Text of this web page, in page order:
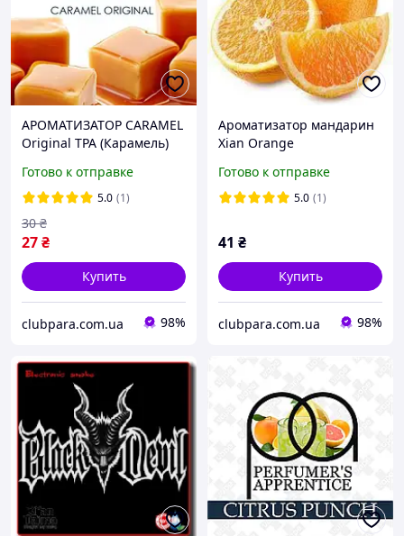
АРОМАТИЗАТОР CARAMEL
Original TPA (Карамель)
Готово к отправке
5.0 (1)
27₴
30 ₴
Купить
clubpara.com.ua 98%
Ароматизатор мандарин
Xian Orange
Готово к отправке
5.0 (1)
41 ₴
Купить
clubpara.com.ua 98%